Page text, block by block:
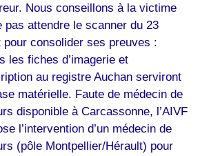
Nous conseillons à la victime
pas attendre le scanner du 23
pour consolider ses preuves :
les fiches d’imagerie et
au registre Auchan serviront
matérielle. Faute de médecin de
disponible à Carcassonne, l’AIVF
l’intervention d’un médecin de
(pôle Montpellier/Hérault) pour